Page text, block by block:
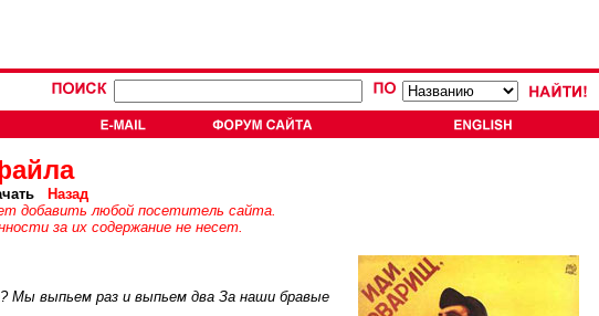
Назад
добавить любой посетитель сайта.
за их содержание не несет.
Мы выпьем раз и выпьем два За наши бравые